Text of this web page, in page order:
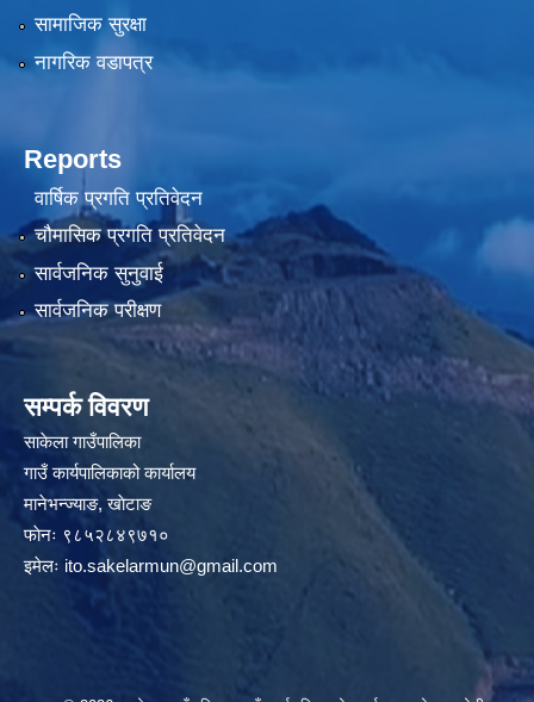
सामाजिक सुरक्षा
नागरिक वडापत्र
Reports
वार्षिक प्रगति प्रतिवेदन
चौमासिक प्रगति प्रतिवेदन
सार्वजनिक सुनुवाई
सार्वजनिक परीक्षण
सम्पर्क विवरण
साकेला गाउँपालिका
गाउँ कार्यपालिकाको कार्यालय
मानेभन्ज्याङ, खाेटाङ
फाेनः ९८५२८४९७१०
इमेलः ito.sakelarmun@gmail.com